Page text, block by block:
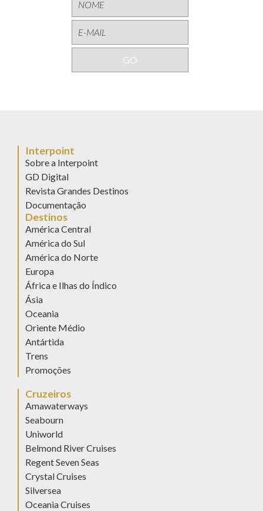
Interpoint
Sobre a Interpoint
GD Digital
Revista Grandes Destinos
Documentação
Destinos
América Central
América do Sul
América do Norte
Europa
África e Ilhas do Índico
Ásia
Oceania
Oriente Médio
Antártida
Trens
Promoções
Cruzeiros
Amawaterways
Seabourn
Uniworld
Belmond River Cruises
Regent Seven Seas
Crystal Cruises
Silversea
Oceania Cruises